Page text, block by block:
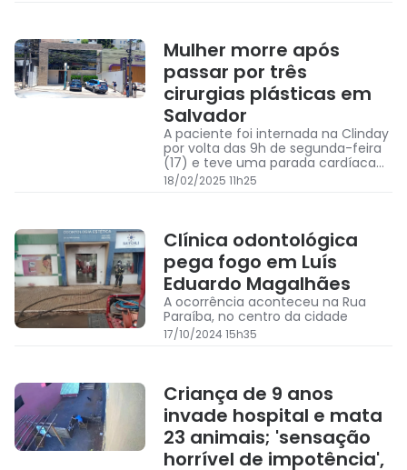
Mulher morre após
passar por três
cirurgias plásticas em
Salvador
A paciente foi internada na Clinday
por volta das 9h de segunda-feira
(17) e teve uma parada cardíaca
por volta das 5h da manhã
seguinte
18/02/2025 11h25
Clínica odontológica
pega fogo em Luís
Eduardo Magalhães
A ocorrência aconteceu na Rua
Paraíba, no centro da cidade
17/10/2024 15h35
Criança de 9 anos
invade hospital e mata
23 animais; 'sensação
horrível de impotência',